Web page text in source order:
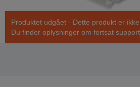
Produktet udgået - Dette produkt er
Du finder oplysninger om fortsat